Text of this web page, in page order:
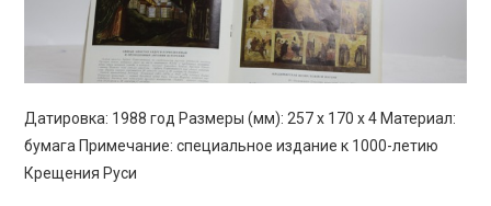
Датировка: 1988 год Размеры (мм): 257 х 170 х 4 Материал:
бумага Примечание: специальное издание к 1000-летию
Крещения Руси